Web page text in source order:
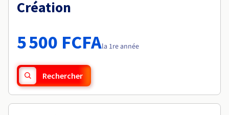
Tarifs
Roadmap & Changelog
Roadmap & Changelog
Création
5 500 FCFAla 1re année
Rechercher